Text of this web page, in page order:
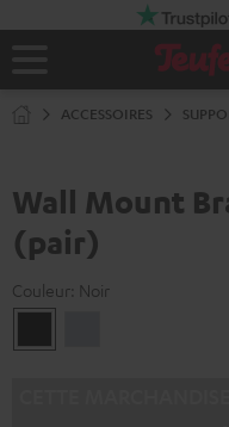
Page
ACCESSOIRES
Wall Mount
(pair)
Couleur: Noir